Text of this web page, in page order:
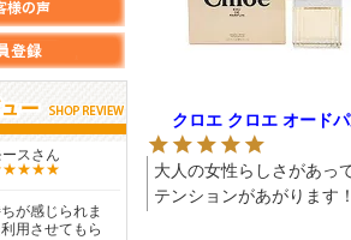
クロエ クロエ オード
大人の女性らしさがあっ
テンションがあがります
KURAさん
こまめにメールを頂けたの
で安心できました。